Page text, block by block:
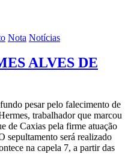
Nota Notícias
ALVES DE
pesar pelo falecimento de
trabalhador que marcou
de Caxias pela firme atuação
sepultamento será realizado
na capela 7, a partir das